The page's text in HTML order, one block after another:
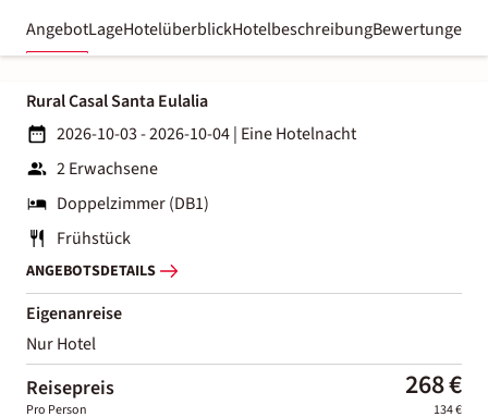
AngebotLageHotelüberblickHotelbeschreibungBewertungen
Rural Casal Santa Eulalia
2026-10-03 - 2026-10-04| Eine Hotelnacht
2 Erwachsene
Doppelzimmer (DB1)
Frühstück
ANGEBOTSDETAILS
Eigenanreise
Nur Hotel
Reisepreis 268 €
Pro Person 134 €